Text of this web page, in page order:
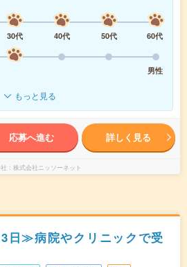
30代 40代 50代
60代
男性
もっと見る
応募へ進む 詳しく見る
株式会社ニッソーネット
日≫病院やクリニックで受